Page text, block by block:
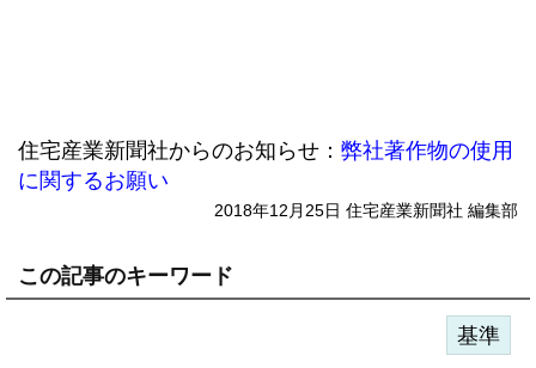
住宅産業新聞社からのお知らせ： 弊社著作物の使用
に関するお願い
2018年12月25日 住宅産業新聞社 編集部
この記事のキーワード
基準